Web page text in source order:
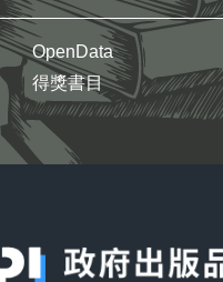
OpenData
得獎書目